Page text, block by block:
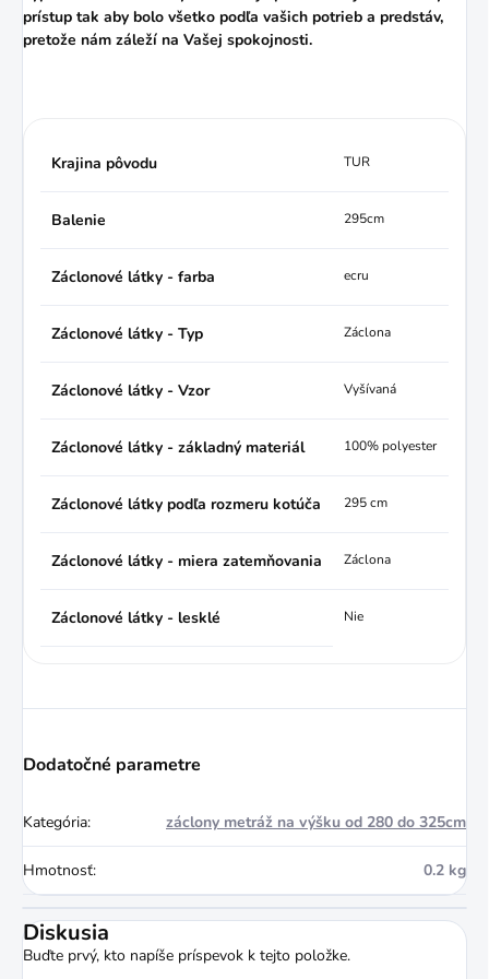
prístup tak aby bolo všetko podľa vašich potrieb a predstáv,
pretože nám záleží na Vašej spokojnosti.
Krajina pôvodu TUR
Balenie 295cm
Záclonové látky - farba ecru
Záclonové látky - Typ Záclona
Záclonové látky - Vzor Vyšívaná
Záclonové látky - základný materiál 100% polyester
Záclonové látky podľa rozmeru kotúča 295 cm
Záclonové látky - miera zatemňovania Záclona
Záclonové látky - lesklé Nie
Dodatočné parametre
Kategória: záclony metráž na výšku od 280 do 325cm
Hmotnosť: 0.2 kg
Diskusia
Buďte prvý, kto napíše príspevok k tejto položke.